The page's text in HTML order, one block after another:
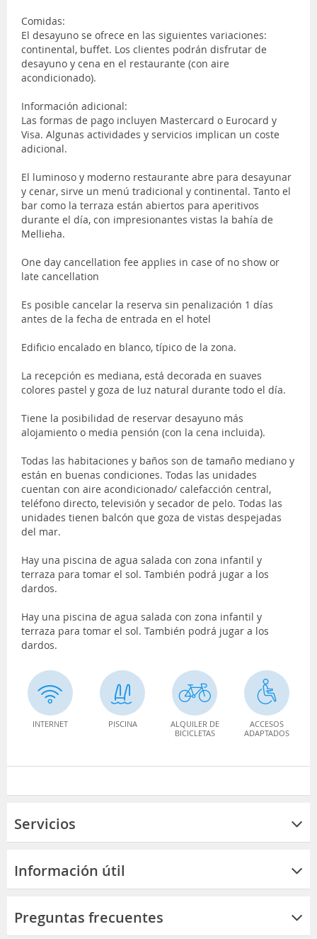
Comidas:
El desayuno se ofrece en las siguientes variaciones:
continental, buffet. Los clientes podrán disfrutar de
desayuno y cena en el restaurante (con aire
acondicionado).
Información adicional:
Las formas de pago incluyen Mastercard o Eurocard y
Visa. Algunas actividades y servicios implican un coste
adicional.
El luminoso y moderno restaurante abre para desayunar
y cenar, sirve un menú tradicional y continental. Tanto el
bar como la terraza están abiertos para aperitivos
durante el día, con impresionantes vistas la bahía de
Mellieha.
One day cancellation fee applies in case of no show or
late cancellation
Es posible cancelar la reserva sin penalización 1 días
antes de la fecha de entrada en el hotel
Edificio encalado en blanco, típico de la zona.
La recepción es mediana, está decorada en suaves
colores pastel y goza de luz natural durante todo el día.
Tiene la posibilidad de reservar desayuno más
alojamiento o media pensión (con la cena incluida).
Todas las habitaciones y baños son de tamaño mediano y
están en buenas condiciones. Todas las unidades
cuentan con aire acondicionado/ calefacción central,
teléfono directo, televisión y secador de pelo. Todas las
unidades tienen balcón que goza de vistas despejadas
del mar.
Hay una piscina de agua salada con zona infantil y
terraza para tomar el sol. También podrá jugar a los
dardos.
Hay una piscina de agua salada con zona infantil y
terraza para tomar el sol. También podrá jugar a los
dardos.
INTERNET PISCINA
ALQUILER DE
BICICLETAS
ACCESOS
ADAPTADOS
Servicios
Información útil
Preguntas frecuentes